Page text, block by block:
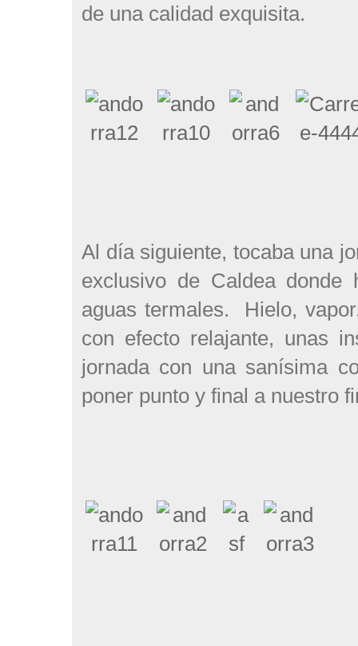
de una calidad exquisita.
Al día siguiente, tocaba una
exclusivo de Caldea
aguas termales. Hielo,
con efecto relajante, unas
jornada con una sanísima
poner punto y final a nuestro